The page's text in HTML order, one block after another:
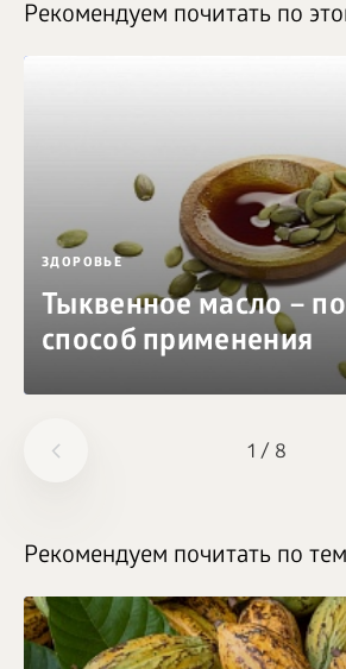
1 / 8
Рекомендуем почитать по
ЗДОРОВЬЕ
Тыквенное масло –
способ применения
Рекомендуем почитать по